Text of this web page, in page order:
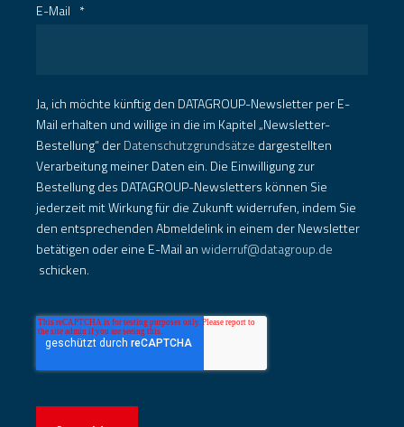
E-Mail *
Ja, ich möchte künftig den DATAGROUP-Newsletter per E-
Mail erhalten und willige in die im Kapitel „Newsletter-
Bestellung“ derDatenschutzgrundsätze dargestellten
Verarbeitung meiner Daten ein. Die Einwilligung zur
Bestellung des DATAGROUP-Newsletters können Sie
jederzeit mit Wirkung für die Zukunft widerrufen, indem Sie
den entsprechenden Abmeldelink in einem der Newsletter
betätigen oder eine E-Mail anwiderruf@datagroup.de
schicken.